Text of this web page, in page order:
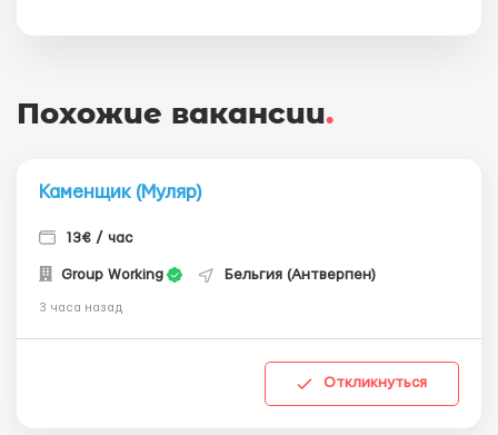
Похожие вакансии.
Каменщик (Муляр)
13€ / час
Group Working Бельгия (Антверпен)
3 часа назад
Откликнуться